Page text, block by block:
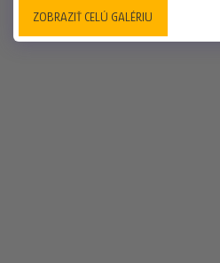
ZOBRAZIŤ CELÚ GALÉRIU